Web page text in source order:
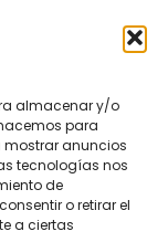
almacenar y/o
para
mostrar anuncios
tecnologías nos
de
o retirar el
a ciertas